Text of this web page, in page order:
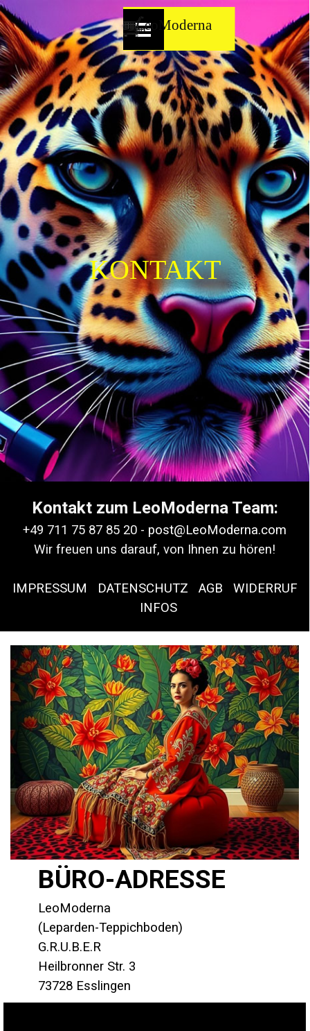
Direkt zum Seiteninhalt
Menü überspringen
LeoModerna
KONTAKT
Kontakt zum LeoModerna Team:
+49 711 75 87 85 20 - post@LeoModerna.com
Wir freuen uns darauf, von Ihnen zu hören!
IMPRESSUM DATENSCHUTZ AGB
WIDERRUF
INFOS
"Dance with the colors,
until each hue tells tales
of hope and fervor."
- Frida Kahlo-
BÜRO-ADRESSE
LeoModerna
(Leparden-Teppichboden)
G.R.U.B.E.R
Heilbronner Str. 3
73728 Esslingen